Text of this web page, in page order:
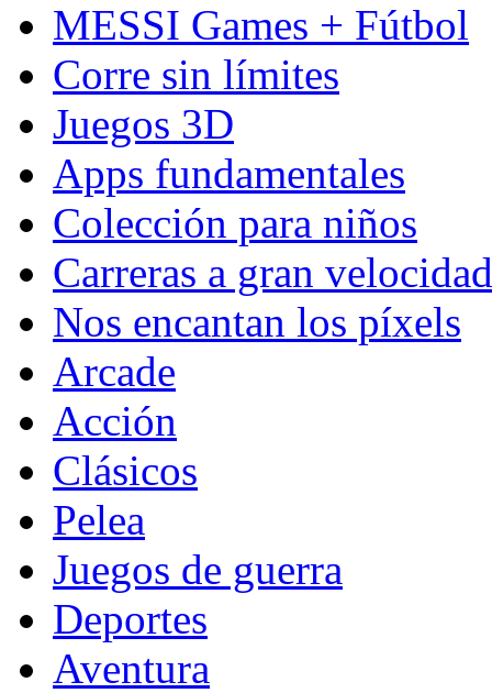
MESSI Games + Fútbol
Corre sin límites
Juegos 3D
Apps fundamentales
Colección para niños
Carreras a gran velocidad
Nos encantan los píxels
Arcade
Acción
Clásicos
Pelea
Juegos de guerra
Deportes
Aventura